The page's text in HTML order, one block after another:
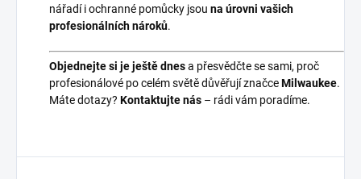
nářadí i ochranné pomůcky jsou na úrovni vašich
profesionálních nároků.
Objednejte si je ještě dnesa přesvědčte se sami, proč
profesionálové po celém světě důvěřují značceMilwaukee.
Máte dotazy? Kontaktujte nás – rádi vám poradíme.